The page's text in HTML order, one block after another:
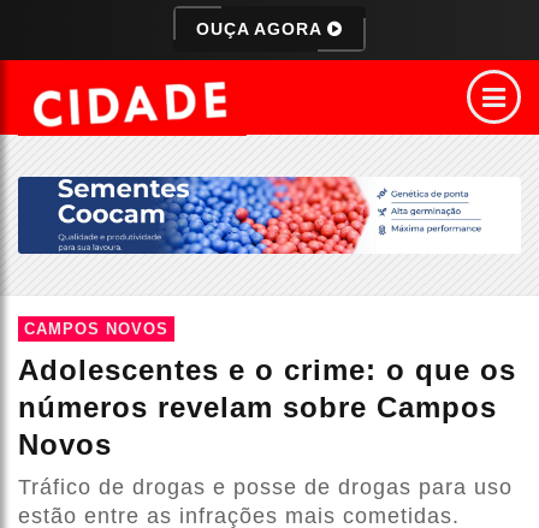
OUÇA AGORA
CAMPOS NOVOS
Adolescentes e o crime: o que os
números revelam sobre Campos
Novos
Tráfico de drogas e posse de drogas para uso
estão entre as infrações mais cometidas.